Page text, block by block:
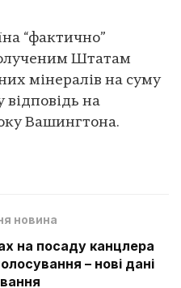
“фактично”
Штатам
мінералів на суму
відповідь на
Вашингтона.
новина
на посаду канцлера
– нові дані